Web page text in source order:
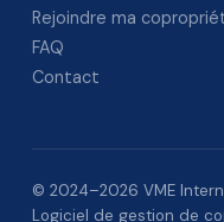
Rejoindre ma
FAQ
Contact
© 2024–2026 VME
Logiciel de gestion de